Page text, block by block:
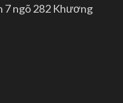
7 ngõ 282 Khương